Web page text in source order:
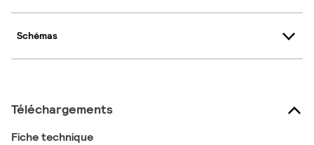
Schémas
Téléchargements
Fiche technique